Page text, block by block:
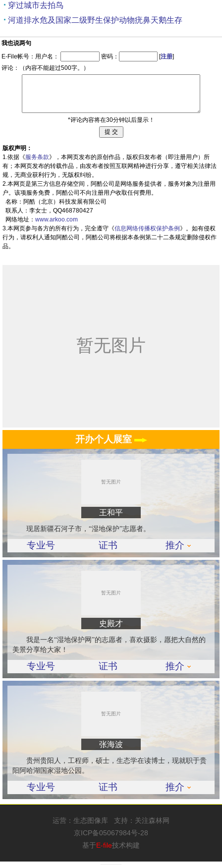
穿过城市去拍鸟
河道排水危及国家二级野生保护动物疣鼻天鹅生存
我也说两句
E-File帐号：用户名：
密码： [注册]
评论：（内容不能超过500字。）
*评论内容将在30分钟以后显示！
版权声明：
1.依据《服务条款》，本网页发布的原创作品，版权归发布者（即注册用户）所
有；本网页发布的转载作品，由发布者按照互联网精神进行分享，遵守相关法律法
规，无商业获利行为，无版权纠纷。
2.本网页是第三方信息存储空间，阿酷公司是网络服务提供者，服务对象为注册用
户。该项服务免费，阿酷公司不向注册用户收取任何费用。
名称：阿酷（北京）科技发展有限公司
联系人：李女士，QQ468780427
网络地址： www.arkoo.com
3.本网页参与各方的所有行为，完全遵守《信息网络传播权保护条例》。如有侵权
行为，请权利人通知阿酷公司，阿酷公司将根据本条例第二十二条规定删除侵权作
品。
开办个人展室
王和平
现居新疆石河子市，“湿地保护”志愿者。
专业号 证书 推介
史殿才
我是一名“湿地保护网”的志愿者，喜欢摄影，愿把大自然的
美景分享给大家！
专业号 证书 推介
张海波
贵州贵阳人，工程师，硕士，生态学在读博士，现就职于贵
阳阿哈湖国家湿地公园。
专业号 证书 推介
运营： 生态图像库 支持： 关注森林网
京ICP备05067984号-28
基于E-file技术构建